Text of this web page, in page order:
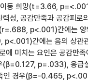
동 희망(t=3.66,
성, 공감만족과 공감피로
p<.001)간에는 양
간에는 음의 상관
에 미치는 요인은 공감
(β=0.127, p=.033), 응
인 경우(β=-0.465,